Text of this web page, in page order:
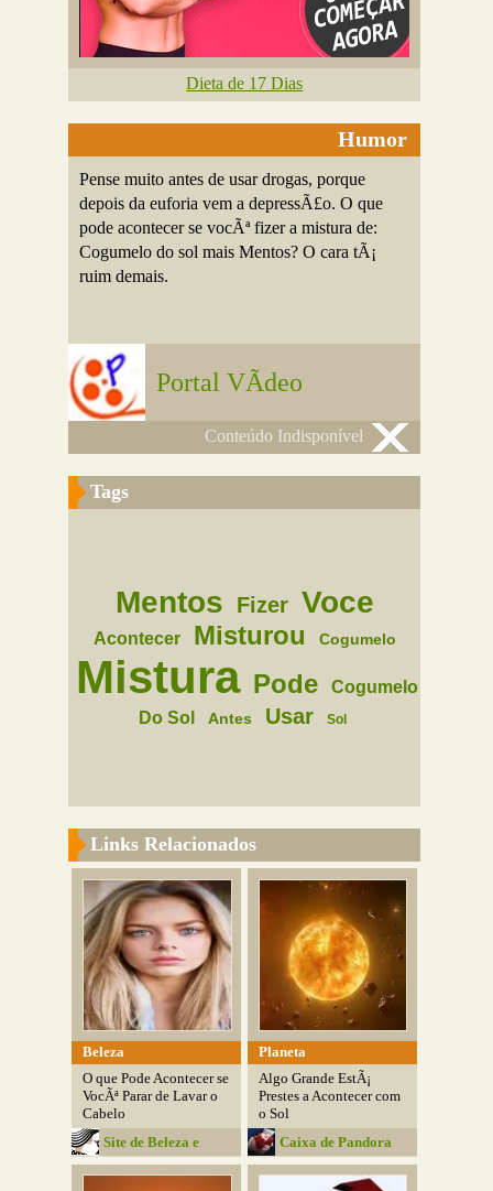
Dieta de 17 Dias
Humor
Pense muito antes de usar drogas, porque
depois da euforia vem a depressÃ£o. O que
pode acontecer se vocÃª fizer a mistura de:
Cogumelo do sol mais Mentos? O cara tÃ¡
ruim demais.
Portal VÃ­deo
Conteúdo Indisponível
Tags
Mentos Fizer Voce
Acontecer Misturou Cogumelo
Mistura Pode
Cogumelo
Do Sol
Antes Usar Sol
Links Relacionados
Beleza
O que Pode Acontecer se
VocÃª Parar de Lavar o
Cabelo
Site de Beleza e
Moda
Planeta
Algo Grande EstÃ¡
Prestes a Acontecer com
o Sol
Caixa de Pandora